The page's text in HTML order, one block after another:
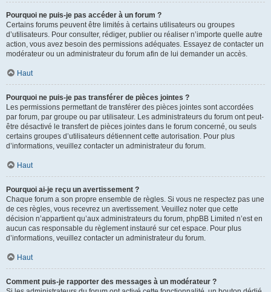
Pourquoi ne puis-je pas accéder à un forum ?
Certains forums peuvent être limités à certains utilisateurs ou groupes
d’utilisateurs. Pour consulter, rédiger, publier ou réaliser n’importe quelle autre
action, vous avez besoin des permissions adéquates. Essayez de contacter un
modérateur ou un administrateur du forum afin de lui demander un accès.
Haut
Pourquoi ne puis-je pas transférer de pièces jointes ?
Les permissions permettant de transférer des pièces jointes sont accordées
par forum, par groupe ou par utilisateur. Les administrateurs du forum ont peut-
être désactivé le transfert de pièces jointes dans le forum concerné, ou seuls
certains groupes d’utilisateurs détiennent cette autorisation. Pour plus
d’informations, veuillez contacter un administrateur du forum.
Haut
Pourquoi ai-je reçu un avertissement ?
Chaque forum a son propre ensemble de règles. Si vous ne respectez pas une
de ces règles, vous recevrez un avertissement. Veuillez noter que cette
décision n’appartient qu’aux administrateurs du forum, phpBB Limited n’est en
aucun cas responsable du règlement instauré sur cet espace. Pour plus
d’informations, veuillez contacter un administrateur du forum.
Haut
Comment puis-je rapporter des messages à un modérateur ?